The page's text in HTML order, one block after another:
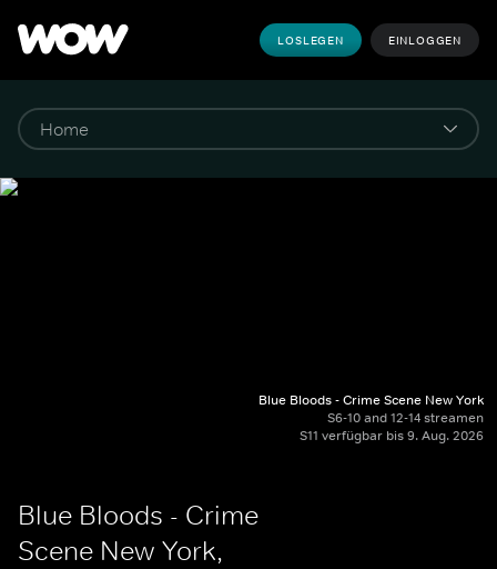
LOSLEGEN EINLOGGEN
Blue Bloods - Crime Scene New York
S6-10 and 12-14 streamen
S11 verfügbar bis 9. Aug. 2026
Blue Bloods - Crime
Scene New York,